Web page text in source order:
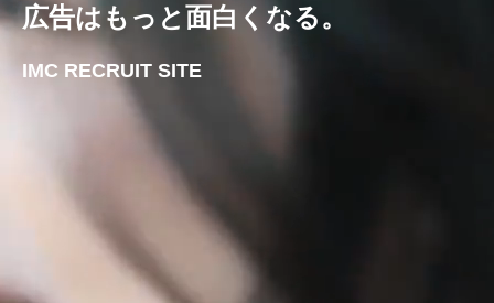
広告はもっと面白くなる。
IMC RECRUIT SITE